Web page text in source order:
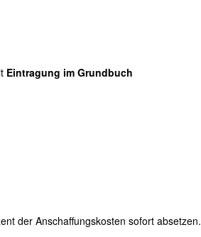
Eintragung im Grundbuch
der Anschaffungskosten sofort absetzen.